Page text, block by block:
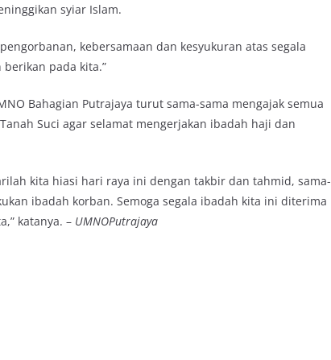
syiar Islam.
kebersamaan dan kesyukuran atas segala
pada kita.”
Bahagian Putrajaya turut sama-sama mengajak semua
Suci agar selamat mengerjakan ibadah haji dan
kita hiasi hari raya ini dengan takbir dan tahmid, sama-
ibadah korban. Semoga segala ibadah kita ini diterima
katanya. – UMNOPutrajaya